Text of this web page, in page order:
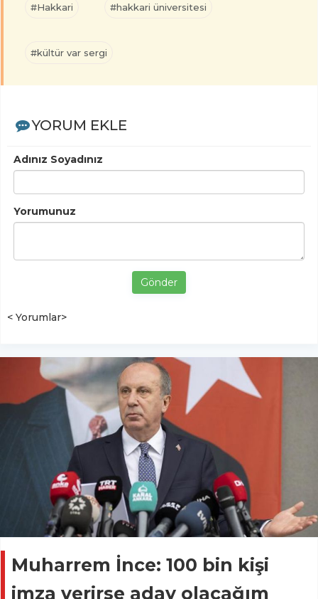
#Hakkari #hakkari üniversitesi
#kültür var sergi
YORUM EKLE
Adınız Soyadınız
Yorumunuz
Gönder
< Yorumlar>
Muharrem İnce: 100 bin kişi
imza verirse aday olacağım